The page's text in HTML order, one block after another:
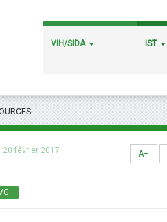
VIH/SIDA IST
20 février 2017 A+